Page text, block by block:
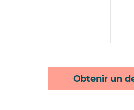
Obtenir un